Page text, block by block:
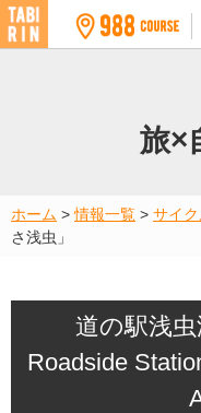
旅×
ホーム >情報一覧 > サイ
さ浅虫」
道の駅浅虫
Roadside